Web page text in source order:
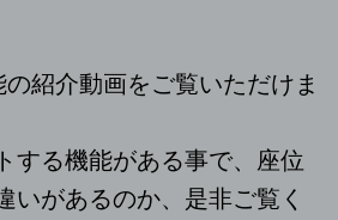
紹介動画をご覧いただけま
する機能がある事で、座位
いがあるのか、是非ご覧く